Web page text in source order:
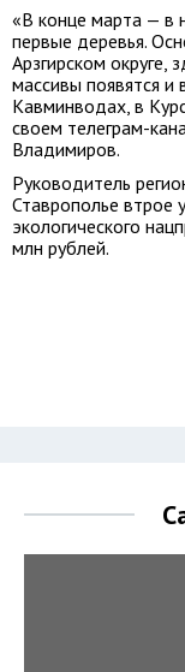
«В конце марта — в
первые деревья.
Арзгирском округе,
массивы появятся и
Кавминводах, в
своем телеграм-
Владимиров.
Руководитель
Ставрополье втрое
экологического
млн рублей.